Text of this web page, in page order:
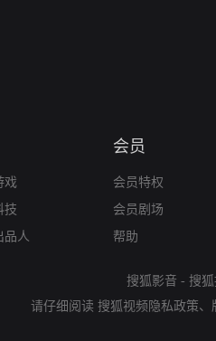
戏
技
品人
会员
会员特权
会员剧场
帮助
搜狐影音 - 搜
请仔细阅读 搜狐视频隐私政策、